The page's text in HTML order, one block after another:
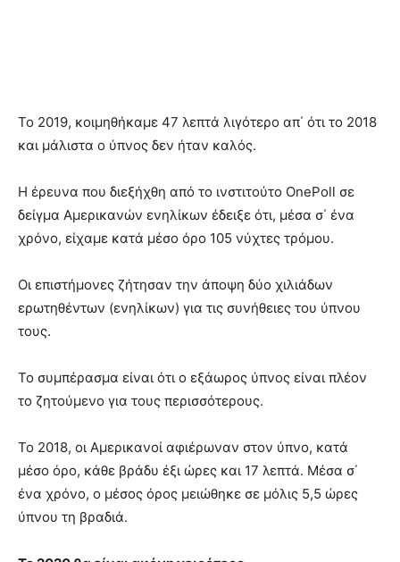
Το 2019, κοιμηθήκαμε 47 λεπτά λιγότερο απ΄ ότι το 2018
και μάλιστα ο ύπνος δεν ήταν καλός.
Η έρευνα που διεξήχθη από το ινστιτούτο OnePoll σε
δείγμα Αμερικανών ενηλίκων έδειξε ότι, μέσα σ΄ ένα
χρόνο, είχαμε κατά μέσο όρο 105 νύχτες τρόμου.
Οι επιστήμονες ζήτησαν την άποψη δύο χιλιάδων
ερωτηθέντων (ενηλίκων) για τις συνήθειες του ύπνου
τους.
Το συμπέρασμα είναι ότι ο εξάωρος ύπνος είναι πλέον
το ζητούμενο για τους περισσότερους.
Το 2018, οι Αμερικανοί αφιέρωναν στον ύπνο, κατά
μέσο όρο, κάθε βράδυ έξι ώρες και 17 λεπτά. Μέσα σ΄
ένα χρόνο, ο μέσος όρος μειώθηκε σε μόλις 5,5 ώρες
ύπνου τη βραδιά.